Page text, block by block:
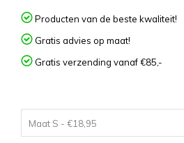
Producten van de beste kwaliteit!
Gratis advies op maat!
Gratis verzending vanaf €85,-
Maat S - €18,95